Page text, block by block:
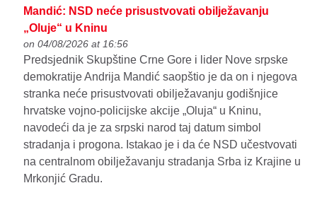
Mandić: NSD neće prisustvovati obilježavanju
„Oluje“ u Kninu
on 04/08/2026 at 16:56
Predsjednik Skupštine Crne Gore i lider Nove srpske
demokratije Andrija Mandić saopštio je da on i njegova
stranka neće prisustvovati obilježavanju godišnjice
hrvatske vojno-policijske akcije „Oluja“ u Kninu,
navodeći da je za srpski narod taj datum simbol
stradanja i progona. Istakao je i da će NSD učestvovati
na centralnom obilježavanju stradanja Srba iz Krajine u
Mrkonjić Gradu.